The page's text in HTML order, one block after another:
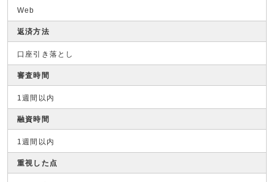
Web
返済方法
口座引き落とし
審査時間
1週間以内
融資時間
1週間以内
重視した点